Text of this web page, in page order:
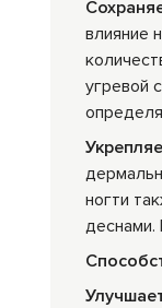
влияние
угревой
ногти
деснами.